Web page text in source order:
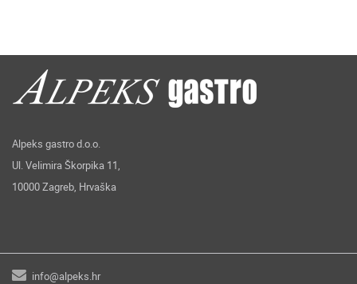
Alpeks gastro d.o.o.
Ul. Velimira Škorpika 11,
10000 Zagreb, Hrvaška
info@alpeks.hr